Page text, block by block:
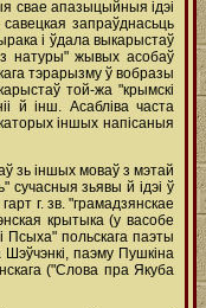
свае апазыцыйныя ідэі
запраўднасьць
i ўдала выкарыстаў
з натуры" жывых асобаў
тэрарызму ў вобразы
той-жа "крымскі
й інш. Асабліва часта
іншых напісаныя
зь іншых моваў з мэтай
сучасныя зьявы й ідэі ў
г. зв. "грамадзянскае
крытыка (у васобе
Псыха" польскага паэты
паэму Пушкіна
("Слова пра Якуба